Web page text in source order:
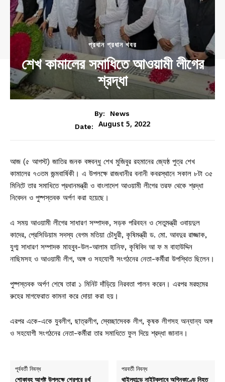
প্রধান প্রধান খবর
শেখ কামালের সমাধিতে আওয়ামী লীগের
শ্রদ্ধা
By:
News
Date:
August 5, 2022
আজ (৫ আগস্ট) জাতির জনক বঙ্গবন্ধু শেখ মুজিবুর রহমানের জ্যেষ্ঠ পুত্র শেখ
কামালের ৭৩তম জন্মবার্ষিকী। এ উপলক্ষে রাজধানীর বনানী কবরস্থানে সকাল ৮টা ৩৫
মিনিটে তার সমাধিতে প্রধানমন্ত্রী ও বাংলাদেশ আওয়ামী লীগের তরফ থেকে শ্রদ্ধা
নিবেদন ও পুষ্পস্তবক অর্পণ করা হয়েছে।
এ সময় আওয়ামী লীগের সাধারণ সম্পাদক, সড়ক পরিবহন ও সেতুমন্ত্রী ওবায়দুল
কাদের, প্রেসিডিয়াম সদস্য বেগম মতিয়া চৌধুরী, কৃষিমন্ত্রী ড. মো. আবদুর রাজ্জাক,
যুগ্ম সাধারণ সম্পাদক মাহবুব-উল-আলাম হানিফ, কৃষিবিদ আ ফ ম বাহাউদ্দিন
নাছিমসহ ও আওয়ামী লীগ, অঙ্গ ও সহযোগী সংগঠনের নেতা-কর্মীরা উপস্থিত ছিলেন।
পুষ্পস্তবক অর্পণ শেষে তারা ১ মিনিট দাঁড়িয়ে নিরবতা পালন করেন। এরপর মরহুমের
রুহের মাগফেরাত কামনা করে দোয়া করা হয়।
এরপর একে-একে যুবলীগ, ছাত্রলীগ, স্বেচ্ছাসেবক লীগ, কৃষক লীগসহ অন্যান্য অঙ্গ
ও সহযোগী সংগঠনের নেতা-কর্মীরা তার সমাধিতে ফুল দিয়ে শ্রদ্ধা জানান।
পূর্ববর্তী নিবন্ধ
শোকাবহ আগষ্ট উপলক্ষে শেরপুরে ৪র্থ
পরবর্তী নিবন্ধ
থাইল্যান্ডে নাইটক্লাবে অগ্নিকাণ্ডে নিহত